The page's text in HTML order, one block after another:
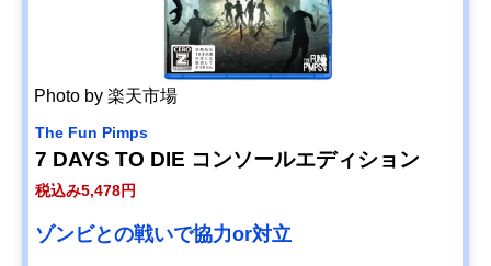
Photo by 楽天市場
The Fun Pimps
7 DAYS TO DIE コンソールエディション
税込み5,478円
ゾンビとの戦いで協力or対立